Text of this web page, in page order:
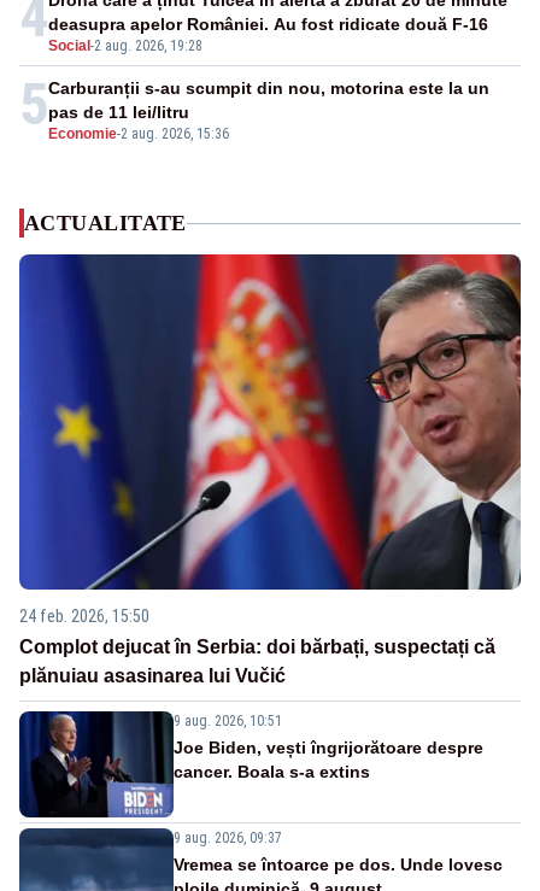
4Social -2 aug. 2026, 19:28
deasupra apelor României. Au fost ridicate două F-16
5 Economie-2 aug. 2026, 15:36
Carburanții s-au scumpit din nou, motorina este la un
pas de 11 lei/litru
ACTUALITATE
24 feb. 2026, 15:50
Complot dejucat în Serbia: doi bărbați, suspectați că
plănuiau asasinarea lui Vučić
9 aug. 2026, 10:51
Joe Biden, vești îngrijorătoare despre
cancer. Boala s-a extins
9 aug. 2026, 09:37
Vremea se întoarce pe dos. Unde lovesc